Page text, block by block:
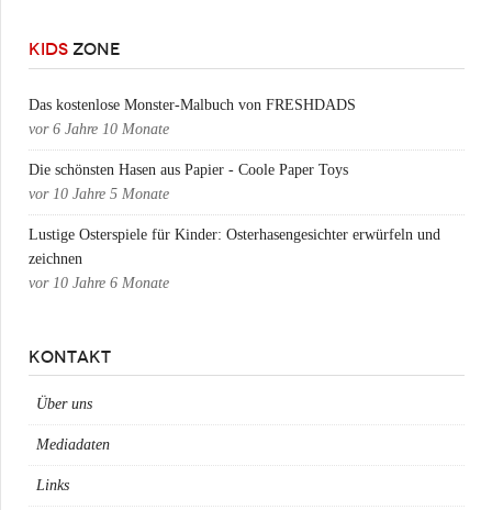
KIDS ZONE
Das kostenlose Monster-Malbuch von FRESHDADS
vor 6 Jahre 10 Monate
Die schönsten Hasen aus Papier - Coole Paper Toys
vor 10 Jahre 5 Monate
Lustige Osterspiele für Kinder: Osterhasengesichter erwürfeln und
zeichnen
vor 10 Jahre 6 Monate
KONTAKT
Über uns
Mediadaten
Links